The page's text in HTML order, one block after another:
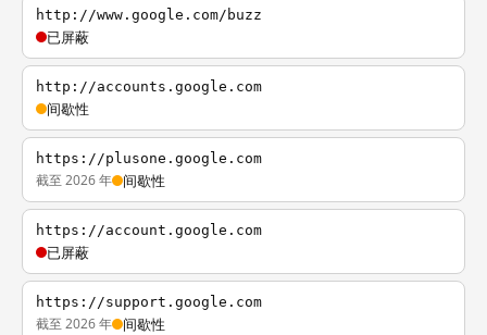
http://www.google.com/buzz
已屏蔽
http://accounts.google.com
间歇性
https://plusone.google.com
截至 2026 年 间歇性
https://account.google.com
已屏蔽
https://support.google.com
截至 2026 年 间歇性